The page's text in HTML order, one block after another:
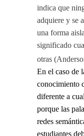
indica que
adquiere y se
una forma
significado
otras
En el caso de
conocimiento
diferente a
porque las
redes
estudiantes